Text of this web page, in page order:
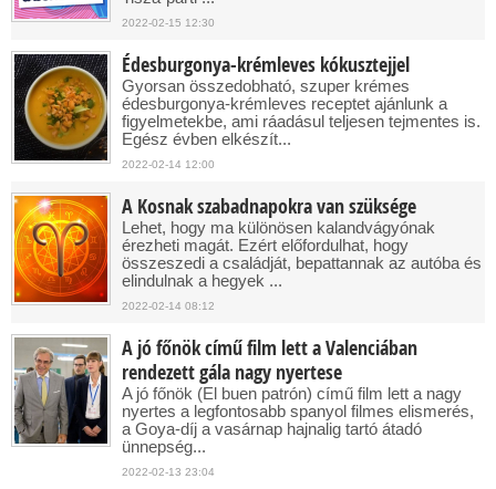
2022-02-15 12:30
Édesburgonya-krémleves kókusztejjel
Gyorsan összedobható, szuper krémes
édesburgonya-krémleves receptet ajánlunk a
figyelmetekbe, ami ráadásul teljesen tejmentes is.
Egész évben elkészít...
2022-02-14 12:00
A Kosnak szabadnapokra van szüksége
Lehet, hogy ma különösen kalandvágyónak
érezheti magát. Ezért előfordulhat, hogy
összeszedi a családját, bepattannak az autóba és
elindulnak a hegyek ...
2022-02-14 08:12
A jó főnök című film lett a Valenciában
rendezett gála nagy nyertese
A jó főnök (El buen patrón) című film lett a nagy
nyertes a legfontosabb spanyol filmes elismerés,
a Goya-díj a vasárnap hajnalig tartó átadó
ünnepség...
2022-02-13 23:04